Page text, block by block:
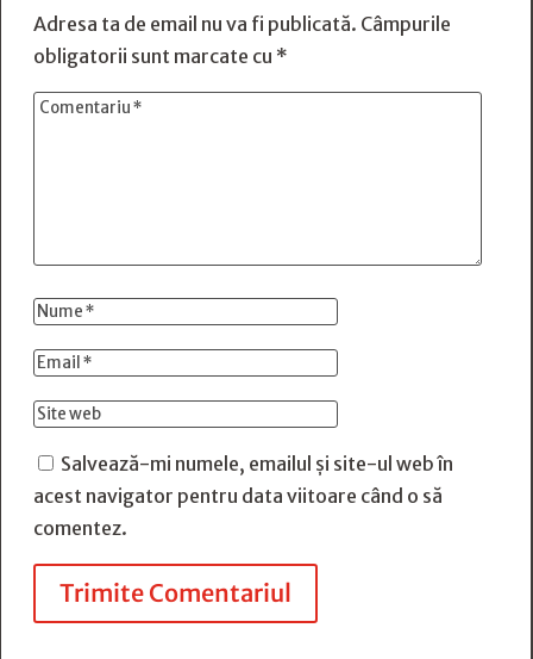
Adresa ta de email nu va fi publicată. Câmpurile
obligatorii sunt marcate cu *
Salvează-mi numele, emailul și site-ul web în
acest navigator pentru data viitoare când o să
comentez.
Trimite Comentariul